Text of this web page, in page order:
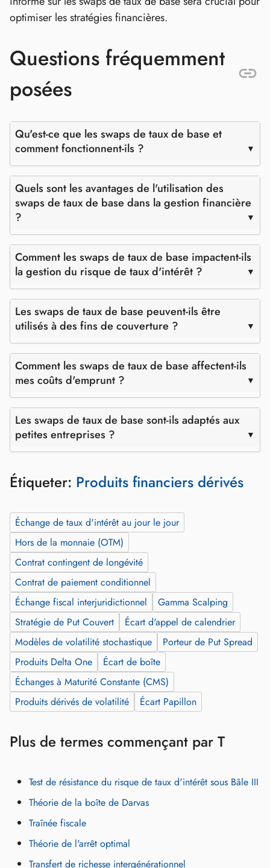
optimiser les stratégies financières.
Questions fréquemment
posées
Qu'est-ce que les swaps de taux de base et
comment fonctionnent-ils ?
Quels sont les avantages de l'utilisation des
swaps de taux de base dans la gestion financière
?
Comment les swaps de taux de base impactent-ils
la gestion du risque de taux d'intérêt ?
Les swaps de taux de base peuvent-ils être
utilisés à des fins de couverture ?
Comment les swaps de taux de base affectent-ils
mes coûts d'emprunt ?
Les swaps de taux de base sont-ils adaptés aux
petites entreprises ?
Étiqueter: Produits financiers dérivés
Échange de taux d'intérêt au jour le jour
Hors de la monnaie (OTM)
Contrat contingent de longévité
Contrat de paiement conditionnel
Échange fiscal interjuridictionnel
Gamma Scalping
Stratégie de Put Couvert
Écart d'appel de calendrier
Modèles de volatilité stochastique
Porteur de Put Spread
Produits Delta One
Écart de boîte
Échanges à Maturité Constante (CMS)
Produits dérivés de volatilité
Écart Papillon
Plus de termes commençant par T
Test de résistance du risque de taux d'intérêt sous Bâle III
Théorie de la boîte de Darvas
Traînée fiscale
Théorie de l'arrêt optimal
Transfert de richesse intergénérationnel